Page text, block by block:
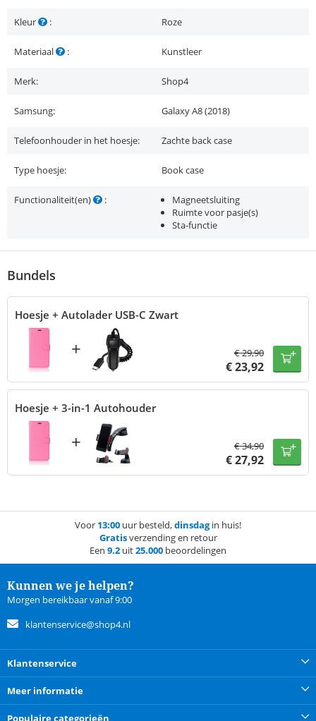
Kleur : Roze
Materiaal : Kunstleer
Merk: Shop4
Samsung: Galaxy A8 (2018)
Telefoonhouder in het hoesje: Zachte back case
Type hoesje: Book case
Functionaliteit(en) :
Magneetsluiting
Ruimte voor pasje(s)
Sta-functie
Bundels
Hoesje + Autolader USB-C Zwart
+ €29,90
€23,92
Hoesje + 3-in-1 Autohouder
+ €34,90
€27,92
Voor 13:00 uur besteld,dinsdagin huis!
Gratisverzending en retour
Een 9.2 uit25.000 beoordelingen
Kunnen we je helpen?
Morgen bereikbaar vanaf 9:00
klantenservice@shop4.nl
Klantenservice
Meer informatie
Populaire categorieën